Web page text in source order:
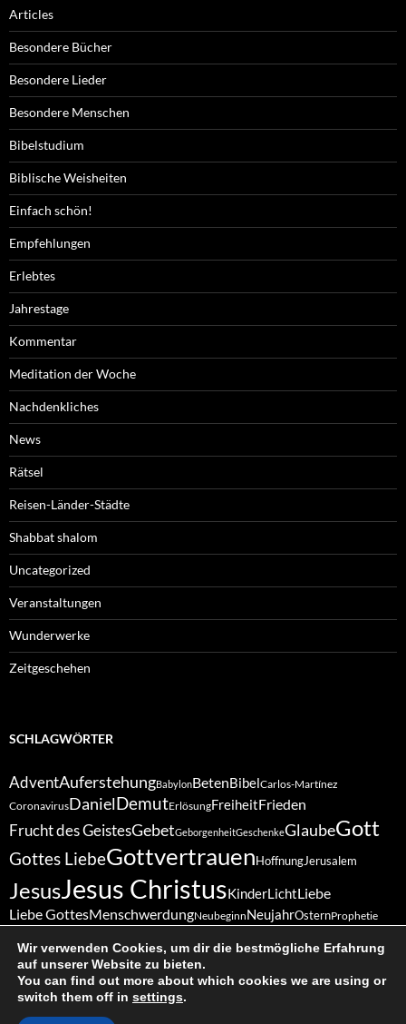
Articles
Besondere Bücher
Besondere Lieder
Besondere Menschen
Bibelstudium
Biblische Weisheiten
Einfach schön!
Empfehlungen
Erlebtes
Jahrestage
Kommentar
Meditation der Woche
Nachdenkliches
News
Rätsel
Reisen-Länder-Städte
Shabbat shalom
Uncategorized
Veranstaltungen
Wunderwerke
Zeitgeschehen
SCHLAGWÖRTER
AdventAuferstehungBabylonBetenBibelCarlos-Martínez
CoronavirusDanielDemutErlösungFreiheitFrieden
Frucht des GeistesGebetGeborgenheitGeschenkeGlaubeGott
Gottes LiebeGottvertrauenHoffnungJerusalem
JesusJesus ChristusKinderLichtLiebe
Liebe GottesMenschwerdungNeubeginnNeujahrOsternProphetie
Ruhe
Sabbat SchöpfergottSchöpfung Treue Vergebung
VertrauenWeihnachtenWunder
Wir verwenden Cookies, um dir die bestmögliche Erfahrung
auf unserer Website zu bieten.
You can find out more about which cookies we are using or
switch them off in settings.